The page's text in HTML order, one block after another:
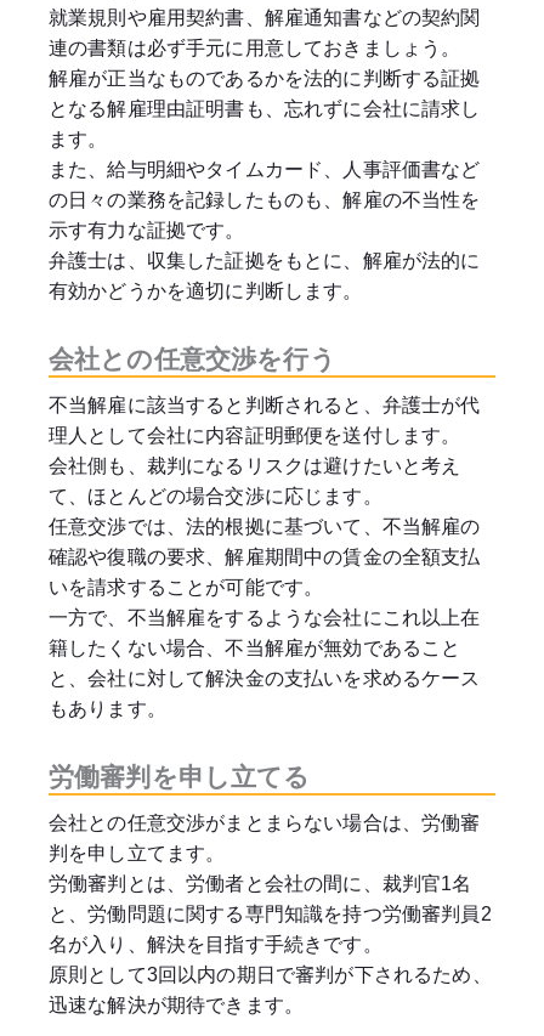
就業規則や雇用契約書、解雇通知書などの契約関
連の書類は必ず手元に用意しておきましょう。
解雇が正当なものであるかを法的に判断する証拠
となる解雇理由証明書も、忘れずに会社に請求し
ます。
また、給与明細やタイムカード、人事評価書など
の日々の業務を記録したものも、解雇の不当性を
示す有力な証拠です。
弁護士は、収集した証拠をもとに、解雇が法的に
有効かどうかを適切に判断します。
会社との任意交渉を行う
不当解雇に該当すると判断されると、弁護士が代
理人として会社に内容証明郵便を送付します。
会社側も、裁判になるリスクは避けたいと考え
て、ほとんどの場合交渉に応じます。
任意交渉では、法的根拠に基づいて、不当解雇の
確認や復職の要求、解雇期間中の賃金の全額支払
いを請求することが可能です。
一方で、不当解雇をするような会社にこれ以上在
籍したくない場合、不当解雇が無効であること
と、会社に対して解決金の支払いを求めるケース
もあります。
労働審判を申し立てる
会社との任意交渉がまとまらない場合は、労働審
判を申し立てます。
労働審判とは、労働者と会社の間に、裁判官1名
と、労働問題に関する専門知識を持つ労働審判員2
名が入り、解決を目指す手続きです。
原則として3回以内の期日で審判が下されるため、
迅速な解決が期待できます。